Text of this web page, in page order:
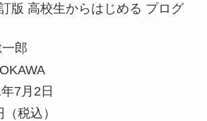
版 高校生からはじめる プログ
郎
7月2日
税込）